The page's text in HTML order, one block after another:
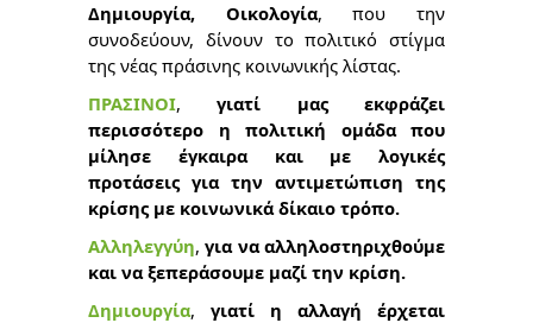
Δημιουργία, Οικολογία, που την
συνοδεύουν, δίνουν το πολιτικό στίγμα
της νέας πράσινης κοινωνικής λίστας.
ΠΡΑΣΙΝΟΙ,γιατί μας εκφράζει
περισσότερο η πολιτική ομάδα που
μίλησε έγκαιρα και με λογικές
προτάσεις για την αντιμετώπιση της
κρίσης με κοινωνικά δίκαιο τρόπο.
Αλληλεγγύη,για να αλληλοστηριχθούμε
και να ξεπεράσουμε μαζί την κρίση.
Δημιουργία, γιατί η αλλαγή έρχεται